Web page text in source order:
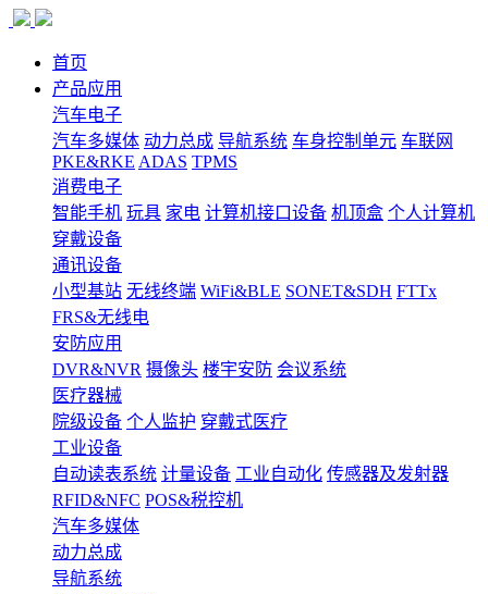
首页
产品应用
汽车电子
汽车多媒体 动力总成 导航系统 车身控制单元 车联网
PKE&RKE ADAS TPMS
消费电子
智能手机 玩具 家电 计算机接口设备 机顶盒 个人计算机
穿戴设备
通讯设备
小型基站 无线终端 WiFi&BLE SONET&SDH FTTx
FRS&无线电
安防应用
DVR&NVR 摄像头 楼宇安防 会议系统
医疗器械
院级设备 个人监护 穿戴式医疗
工业设备
自动读表系统 计量设备 工业自动化 传感器及发射器
RFID&NFC POS&税控机
汽车多媒体
动力总成
导航系统